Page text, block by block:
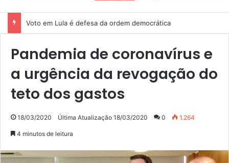
Nota de solidariedade ao povo venezuelano
Pandemia de coronavírus e
a urgência da revogação do
teto dos gastos
18/03/2020 Última Atualização 18/03/2020 0 1.264
4 minutos de leitura